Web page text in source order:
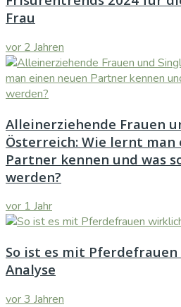
Frau
vor 2 Jahren
Alleinerziehende Frauen
Österreich: Wie lernt man
Partner kennen und was
werden?
vor 1 Jahr
So ist es mit
Analyse
vor 3 Jahren